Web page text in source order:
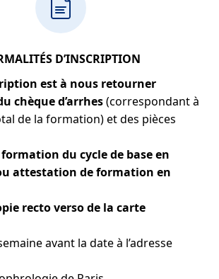
D’INSCRIPTION
est à nous retourner
chèque d’arrhes(correspondant à
de la formation) et des pièces
du cycle de base en
attestation de formation en
recto verso de la carte
avant la date à l’adresse